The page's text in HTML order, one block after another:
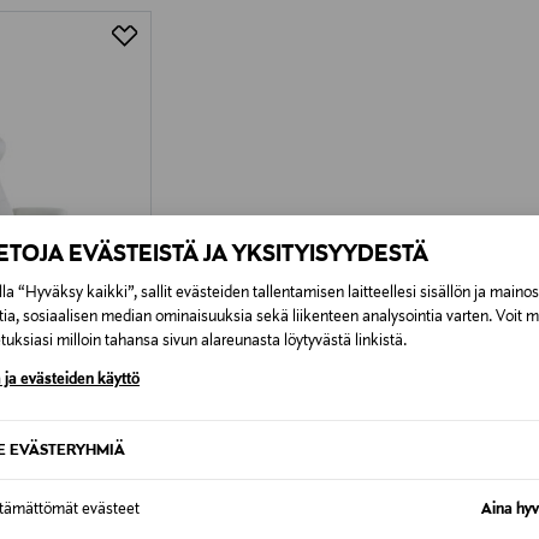
EVÄSTEISTÄ JA YKSITYISYYDESTÄ
“Hyväksy kaikki”, sallit evästeiden tallentamisen laitteellesi sisällön ja
sosiaalisen median ominaisuuksia sekä liikenteen analysointia varten. Voit
milloin tahansa sivun alareunasta löytyvästä linkistä.
ja evästeiden käyttö
EVÄSTERYHMIÄ
evästeet Aina
nahka